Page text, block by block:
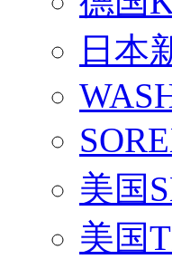
日本
美国
美国